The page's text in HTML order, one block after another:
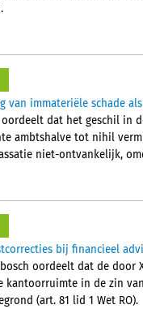
van immateriële schade
oordeelt dat het geschil in
ambtshalve tot nihil
niet-ontvankelijk,
bij financieel
oordeelt dat de
kantoorruimte in de zin
(art. 81 lid 1 Wet RO).